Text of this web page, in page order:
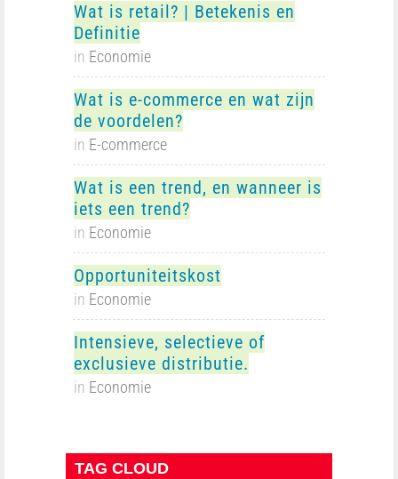
Wat is retail? | Betekenis en
Definitie
in Economie
Wat is e-commerce en wat zijn
de voordelen?
in E-commerce
Wat is een trend, en wanneer is
iets een trend?
in Economie
Opportuniteitskost
in Economie
Intensieve, selectieve of
exclusieve distributie.
in Economie
TAG CLOUD